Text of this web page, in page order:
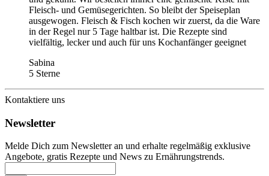
Fleisch- und Gemüsegerichten. So bleibt der Speiseplan
ausgewogen. Fleisch & Fisch kochen wir zuerst, da die Ware
in der Regel nur 5 Tage haltbar ist. Die Rezepte sind
vielfältig, lecker und auch für uns Kochanfänger geeignet
Sabina
5 Sterne
Kontaktiere uns
Newsletter
Melde Dich zum Newsletter an und erhalte regelmäßig exklusive
Angebote, gratis Rezepte und News zu Ernährungstrends.